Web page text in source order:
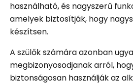
használható, és nagyszerű
amelyek biztosítják, hogy
készítsen.
A szülők számára azonban
megbizonyosodjanak arról,
biztonságosan használják az